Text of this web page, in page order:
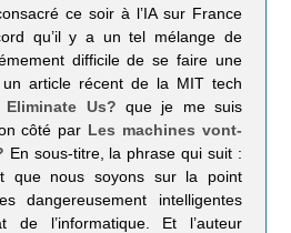
ce soir à l’IA sur France
qu’il y a un tel mélange de
difficile de se faire une
un article récent de la MIT tech
Us? que je me suis
côté par Les machines vont-
En sous-titre, la phrase qui suit :
que nous soyons sur la point
dangereusement intelligentes
de l’informatique. Et l’auteur